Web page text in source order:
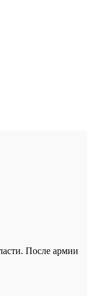
После армии